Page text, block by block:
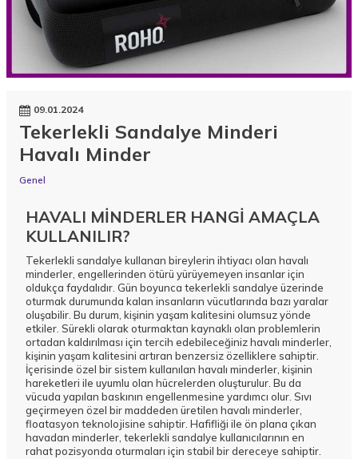
09.01.2024
Tekerlekli Sandalye Minderi
Havalı Minder
Genel
HAVALI MİNDERLER HANGİ AMAÇLA
KULLANILIR?
Tekerlekli sandalye kullanan bireylerin ihtiyacı olan havalı
minderler, engellerinden ötürü yürüyemeyen insanlar için
oldukça faydalıdır. Gün boyunca tekerlekli sandalye üzerinde
oturmak durumunda kalan insanların vücutlarında bazı yaralar
oluşabilir. Bu durum, kişinin yaşam kalitesini olumsuz yönde
etkiler. Sürekli olarak oturmaktan kaynaklı olan problemlerin
ortadan kaldırılması için tercih edebileceğiniz havalı minderler,
kişinin yaşam kalitesini artıran benzersiz özelliklere sahiptir.
İçerisinde özel bir sistem kullanılan havalı minderler, kişinin
hareketleri ile uyumlu olan hücrelerden oluşturulur. Bu da
vücuda yapılan baskının engellenmesine yardımcı olur. Sıvı
geçirmeyen özel bir maddeden üretilen havalı minderler,
floatasyon teknolojisine sahiptir. Hafifliği ile ön plana çıkan
havadan minderler, tekerlekli sandalye kullanıcılarının en
rahat pozisyonda oturmaları için stabil bir dereceye sahiptir.